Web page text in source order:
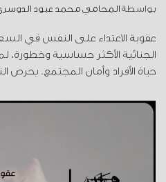
بواسطة المحامي محمد عبود
عقوبة الاعتداء على النفس في
الجنائية الأكثر حساسية وخطورة،
حياة الأفراد وأمان المجتمع. يحرص